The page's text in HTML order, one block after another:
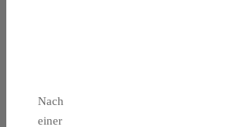
Nach
einer